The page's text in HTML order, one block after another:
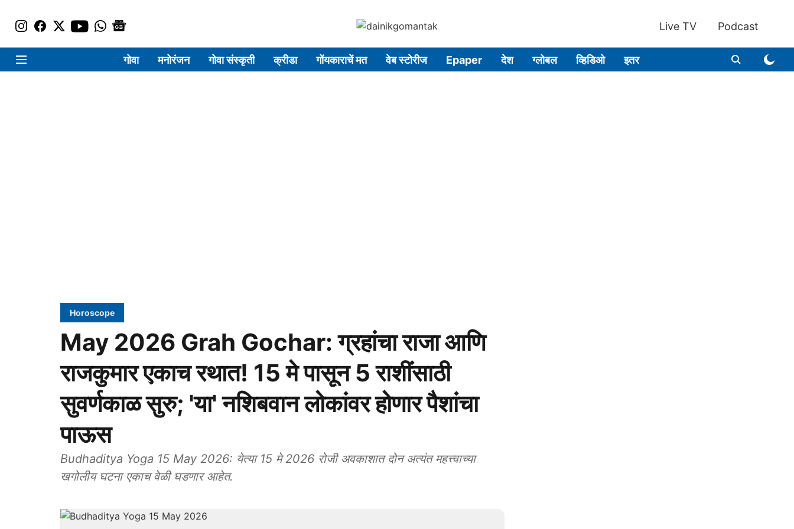
Live TV Podcast
गोवा मनोरंजन गोवा संस्कृती क्रीडा गोंयकाराचें मत वेब स्टोरीज Epaper देश ग्लोबल व्हिडिओ इतर
Horoscope
May 2026 Grah Gochar: ग्रहांचा राजा आणि
राजकुमार एकाच रथात! 15 मे पासून 5 राशींसाठी
सुवर्णकाळ सुरु; 'या' नशिबवान लोकांवर होणार पैशांचा
पाऊस
Budhaditya Yoga 15 May 2026: येत्या 15 मे 2026 रोजी अवकाशात दोन अत्यंत महत्त्वाच्या
खगोलीय घटना एकाच वेळी घडणार आहेत.